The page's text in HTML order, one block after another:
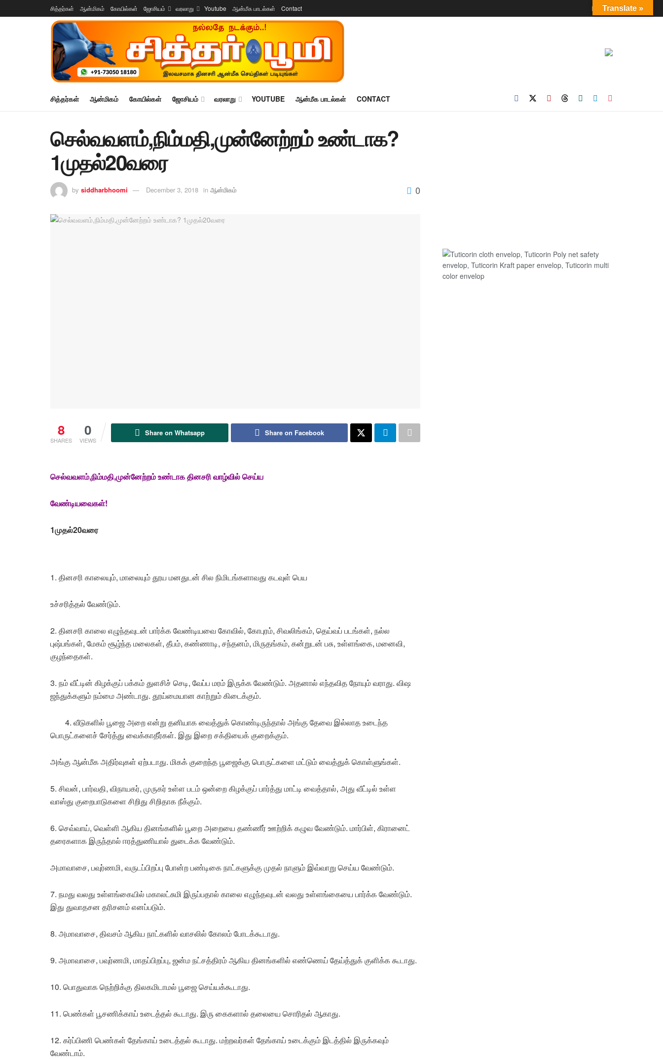
சித்தர்கள் ஆன்மிகம் கோயில்கள் ஜோசியம் வரலாறு Youtube ஆன்மீக பாடல்கள் Contact Login
சித்தர்கள் ஆன்மிகம் கோயில்கள் ஜோசியம் வரலாறு YOUTUBE ஆன்மீக பாடல்கள் CONTACT
செல்வவளம்,நிம்மதி,முன்னேற்றம் உண்டாக?
1முதல்20வரை
by siddharbhoomi December 3, 2018 in ஆன்மிகம் 0
8
SHARES
0
VIEWS
Share on Whatsapp Share on Facebook
செல்வவளம்,நிம்மதி,முன்னேற்றம் உண்டாக தினசரி வாழ்வில் செய்ய
வேண்டியவைகள்!
1முதல்20வரை
1. தினசரி காலையும், மாலையும் தூய மனதுடன் சில நிமிடங்களாவது கடவுள் பெய
உச்சரித்தல் வேண்டும்.
2. தினசரி காலை எழுந்தவுடன் பார்க்க வேண்டியவை கோவில், கோபுரம், சிவலிங்கம், தெய்வப் படங்கள், நல்ல
புஷ்பங்கள், மேகம் சூழ்ந்த மலைகள், தீபம், கண்ணாடி, சந்தனம், மிருதங்கம், கன்றுடன் பசு, உள்ளங்கை, மனைவி,
குழந்தைகள்.
3. நம் வீட்டின் கிழக்குப் பக்கம் துளசிச் செடி, வேப்ப மரம் இருக்க வேண்டும். அதனால் எந்தவித நோயும் வராது. விஷ
ஜந்துக்களும் நம்மை அண்டாது. தூய்மையான காற்றும் கிடைக்கும்.
4. வீடுகளில் பூஜை அறை என்று தனியாக வைத்துக் கொண்டிருந்தால் அங்கு தேவை இல்லாத உடைந்த
பொருட்களைச் சேர்த்து வைக்காதீர்கள். இது இறை சக்தியைக் குறைக்கும்.
அங்கு ஆன்மீக அதிர்வுகள் ஏற்படாது. மிகக் குறைந்த பூஜைக்கு பொருட்களை மட்டும் வைத்துக் கொள்ளுங்கள்.
5. சிவன், பார்வதி, விநாயகர், முருகர் உள்ள படம் ஒன்றை கிழக்குப் பார்த்து மாட்டி வைத்தால், அது வீட்டில் உள்ள
வாஸ்து குறைபாடுகளை சிறிது சிறிதாக நீக்கும்.
6. செவ்வாய், வெள்ளி ஆகிய தினங்களில் பூறை அறையை தண்ணீர் ஊற்றிக் கழுவ வேண்டும். மார்பிள், கிரானைட்
தரைகளாக இருந்தால் ஈரத்துணியால் துடைக்க வேண்டும்.
அமாவாசை, பவுர்ணமி, வருடப்பிறப்பு போன்ற பண்டிகை நாட்களுக்கு முதல் நாளும் இவ்வாறு செய்ய வேண்டும்.
7. நமது வலது உள்ளங்கையில் மகாலட்சுமி இருப்பதால் காலை எழுந்தவுடன் வலது உள்ளங்கையை பார்க்க வேண்டும்.
இது துவாதசன தரிசனம் எனப்படும்.
8. அமாவாசை, திவசம் ஆகிய நாட்களில் வாசலில் கோலம் போடக்கூடாது.
9. அமாவாசை, பவுர்ணமி, மாதப்பிறப்பு, ஜன்ம நட்சத்திரம் ஆகிய தினங்களில் எண்ணெய் தேய்த்துக் குளிக்க கூடாது.
10. பொதுவாக நெற்றிக்கு திலகமிடாமல் பூஜை செய்யக்கூடாது.
11. பெண்கள் பூசணிக்காய் உடைத்தல் கூடாது. இரு கைகளால் தலையை சொரிதல் ஆகாது.
12. கர்ப்பிணி பெண்கள் தேங்காய் உடைத்தல் கூடாது. மற்றவர்கள் தேங்காய் உடைக்கும் இடத்தில் இருக்கவும்
வேண்டாம்.
Translate »